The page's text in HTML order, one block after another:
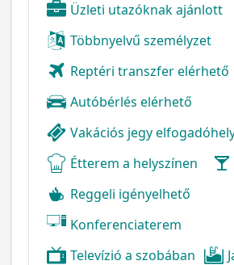
Üzleti utazóknak ajánlott
Többnyelvű személyzet
Reptéri transzfer elérhető
Autóbérlés elérhető
Vakációs jegy
Étterem a helyszínen
Reggeli igényelhető
Konferenciaterem
Televízió a szobában